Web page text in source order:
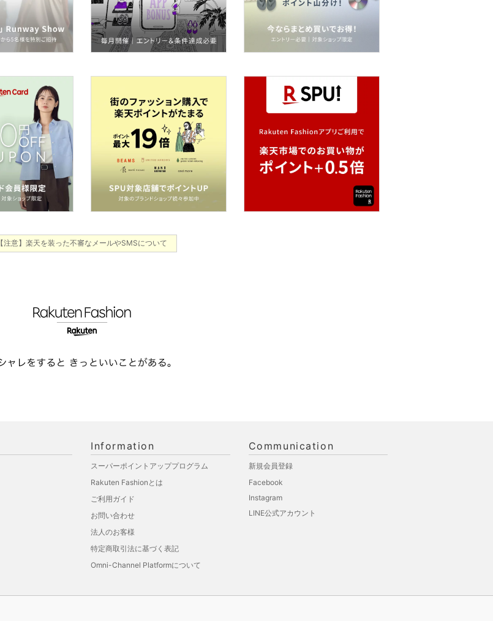
【注意】楽天を装った不審なメールやSMSについて
Information
スーパーポイントアッププログラム
Rakuten Fashionとは
ご利用ガイド
お問い合わせ
法人のお客様
特定商取引法に基づく表記
Omni-Channel Platformについて
Communication
新規会員登録
Facebook
Instagram
LINE公式アカウント